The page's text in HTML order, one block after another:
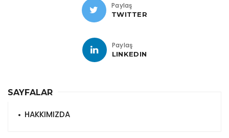
Paylaş
TWITTER
Paylaş
LINKEDIN
SAYFALAR
HAKKIMIZDA